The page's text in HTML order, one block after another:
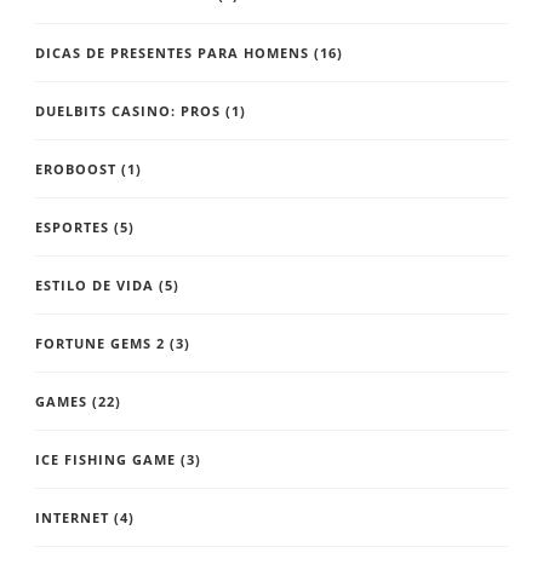
DICAS DE PRESENTES PARA HOMENS (16)
DUELBITS CASINO: PROS (1)
EROBOOST (1)
ESPORTES (5)
ESTILO DE VIDA (5)
FORTUNE GEMS 2 (3)
GAMES (22)
ICE FISHING GAME (3)
INTERNET (4)